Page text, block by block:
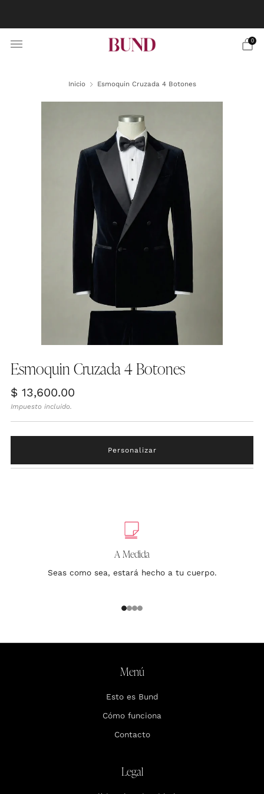
0
Inicio Esmoquin Cruzada 4 Botones
Esmoquin Cruzada 4 Botones
Precio
habitual
$ 13,600.00
Impuesto incluido.
Personalizar
A Medida
Seas como sea, estará hecho a tu cuerpo.
Menú
Esto es Bund
Cómo funciona
Contacto
Legal